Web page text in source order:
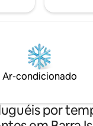
Ar-condicionado
por